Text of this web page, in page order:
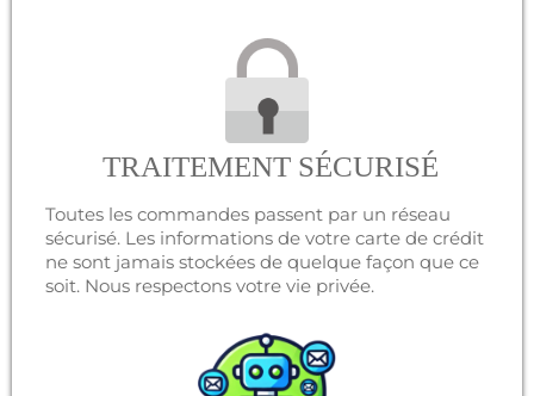
TRAITEMENT SÉCURISÉ
Toutes les commandes passent par un réseau
sécurisé. Les informations de votre carte de crédit
ne sont jamais stockées de quelque façon que ce
soit. Nous respectons votre vie privée.